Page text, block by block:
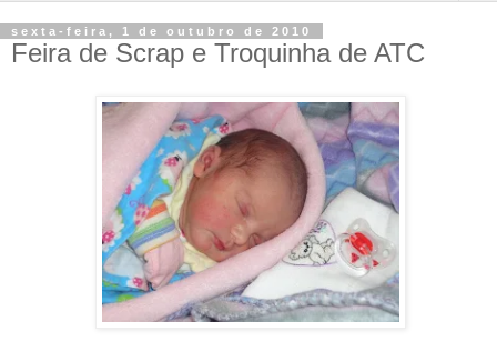
sexta-feira, 1 de outubro de 2010
Feira de Scrap e Troquinha de ATC